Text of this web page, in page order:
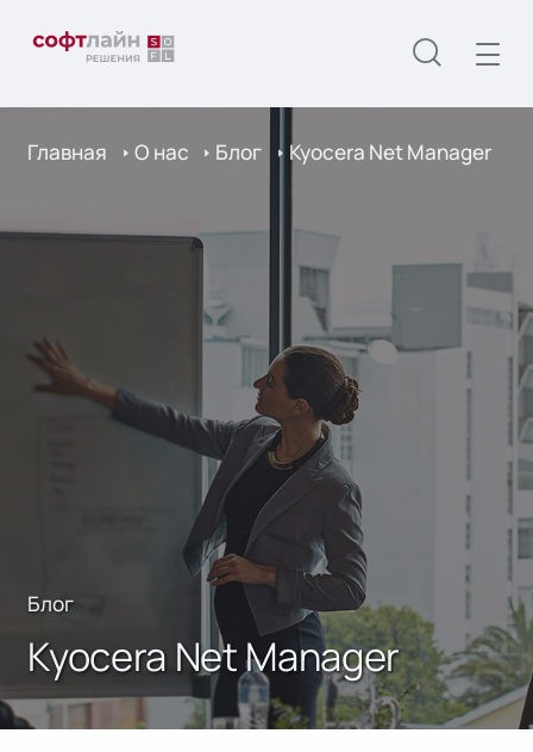
Главная О нас Блог Kyocera Net Manаger
Блог
Kyocera Net Manаger